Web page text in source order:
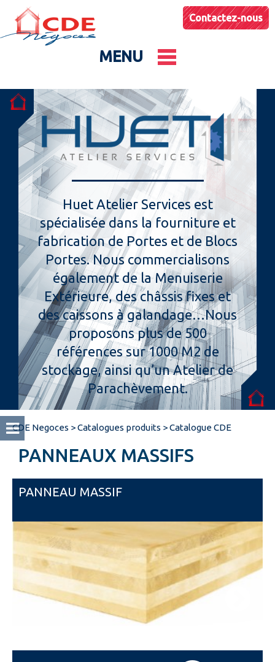
Contactez-nous
MENU
Le groupe
Nos entités
Conseils & Astuces
Actualités
Catalogues produits
Espace pro
Huet Atelier Services est
spécialisée dans la fourniture et
fabrication de Portes et de Blocs
Portes. Nous commercialisons
également de la Menuiserie
Extérieure, des châssis fixes et
des caissons à galandage…Nous
proposons plus de 500
références sur 1000 M2 de
stockage, ainsi qu’un Atelier de
Parachèvement.
CDE Negoces >Catalogues produits >Catalogue CDE
PANNEAUX MASSIFS
PANNEAU MASSIF